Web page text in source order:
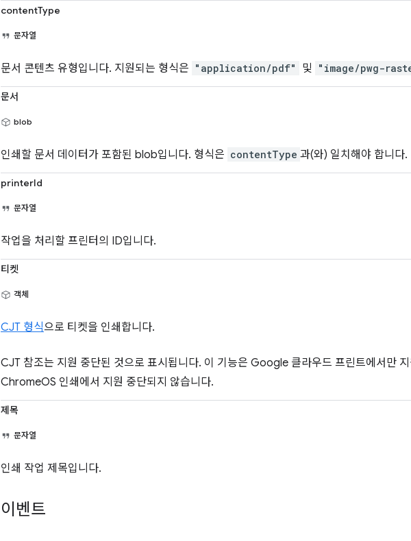
contentType
문자열
문서 콘텐츠 유형입니다. 지원되는 형식은 "application/pdf" 및 "image/pwg-
문서
blob
인쇄할 문서 데이터가 포함된 blob입니다. 형식은 contentType 과(와) 일치해야 합니다.
printerId
문자열
작업을 처리할 프린터의 ID입니다.
티켓
객체
CJT 형식으로 티켓을 인쇄합니다.
CJT 참조는 지원 중단된 것으로 표시됩니다. 이 기능은 Google 클라우드 프린트에서만
ChromeOS 인쇄에서 지원 중단되지 않습니다.
제목
문자열
인쇄 작업 제목입니다.
이벤트